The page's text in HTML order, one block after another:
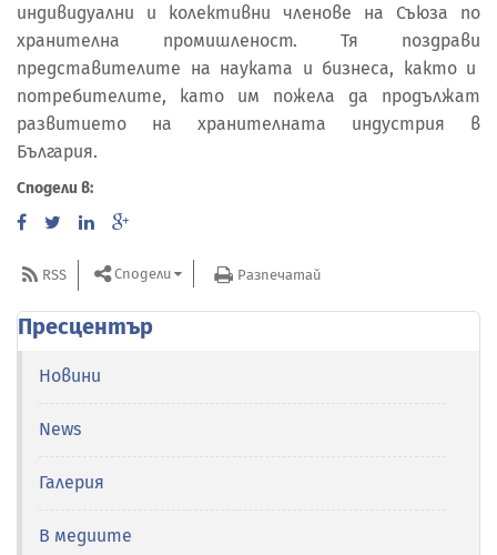
индивидуални и колективни членове на Съюза по
хранителна промишленост. Тя поздрави
представителите на науката и бизнеса, както и
потребителите, като им пожела да продължат
развитието на хранителната индустрия в
България.
Сподели в:
RSS Сподели Разпечатай
Пресцентър
Новини
News
Галерия
В медиите